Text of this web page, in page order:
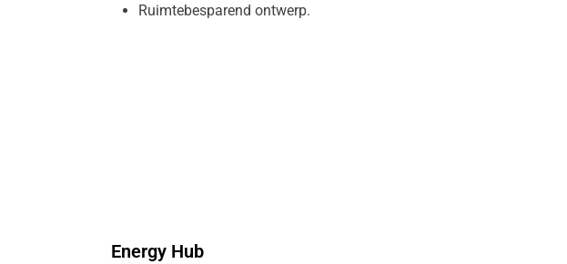
Ruimtebesparend ontwerp.
Energy Hub